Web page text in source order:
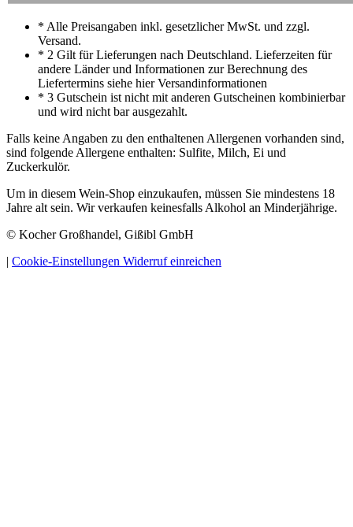
* Alle Preisangaben inkl. gesetzlicher MwSt. und zzgl.
Versand.
* 2 Gilt für Lieferungen nach Deutschland. Lieferzeiten für
andere Länder und Informationen zur Berechnung des
Liefertermins siehe hier Versandinformationen
* 3 Gutschein ist nicht mit anderen Gutscheinen kombinierbar
und wird nicht bar ausgezahlt.
Falls keine Angaben zu den enthaltenen Allergenen vorhanden sind,
sind folgende Allergene enthalten: Sulfite, Milch, Ei und
Zuckerkulör.
Um in diesem Wein-Shop einzukaufen, müssen Sie mindestens 18
Jahre alt sein. Wir verkaufen keinesfalls Alkohol an Minderjährige.
© Kocher Großhandel, Gißibl GmbH
| Cookie-Einstellungen Widerruf einreichen